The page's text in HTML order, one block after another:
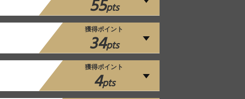
55pts
獲得ポイント
34pts
獲得ポイント
4pts